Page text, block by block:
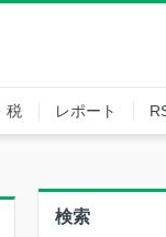
税 レポート
検索